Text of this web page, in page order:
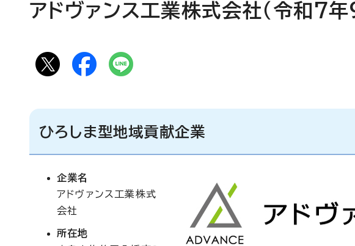
アドヴァンス工業株式会社（令和7
ひろしま型地域貢献企業
企業名
アドヴァンス工業株式
会社
所在地